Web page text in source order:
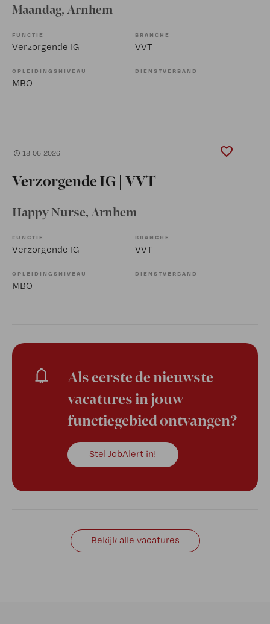
Maandag, Arnhem
FUNCTIE
Verzorgende IG
BRANCHE
VVT
OPLEIDINGSNIVEAU
MBO
DIENSTVERBAND
18-06-2026
Verzorgende IG | VVT
Happy Nurse, Arnhem
FUNCTIE
Verzorgende IG
BRANCHE
VVT
OPLEIDINGSNIVEAU
MBO
DIENSTVERBAND
Als eerste de nieuwste
vacatures in jouw
functiegebied ontvangen?
Stel JobAlert in!
Bekijk alle vacatures